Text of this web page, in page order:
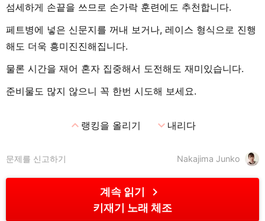
섬세하게 손끝을 쓰므로 손가락 훈련에도 추천합니다.
페트병에 넣은 신문지를 꺼내 보거나, 레이스 형식으로 진행
해도 더욱 흥미진진해집니다.
물론 시간을 재어 혼자 집중해서 도전해도 재미있습니다.
준비물도 많지 않으니 꼭 한번 시도해 보세요.
expand_less랭킹을 올리기 expand_more내리다
Nakajima Junko
문제를 신고하기
계속 읽기 chevron_right
키재기 노래 체조